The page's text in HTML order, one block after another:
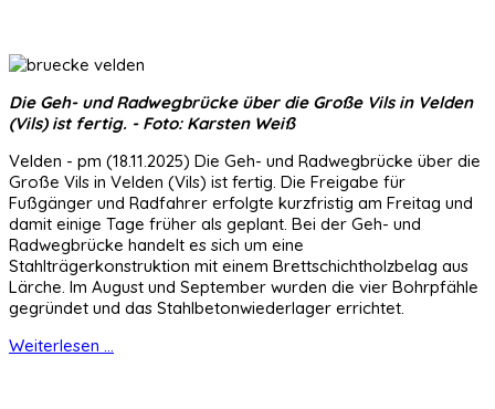
Die Geh- und Radwegbrücke über die Große Vils in Velden
(Vils) ist fertig. - Foto: Karsten Weiß
Velden - pm (18.11.2025) Die Geh- und Radwegbrücke über die
Große Vils in Velden (Vils) ist fertig. Die Freigabe für
Fußgänger und Radfahrer erfolgte kurzfristig am Freitag und
damit einige Tage früher als geplant. Bei der Geh- und
Radwegbrücke handelt es sich um eine
Stahlträgerkonstruktion mit einem Brettschichtholzbelag aus
Lärche. Im August und September wurden die vier Bohrpfähle
gegründet und das Stahlbetonwiederlager errichtet.
Weiterlesen ...